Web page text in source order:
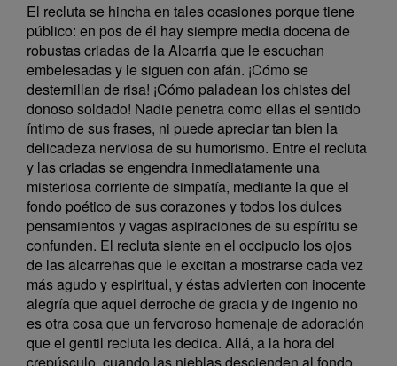
El recluta se hincha en tales ocasiones porque tiene
público: en pos de él hay siempre media docena de
robustas criadas de la Alcarria que le escuchan
embelesadas y le siguen con afán. ¡Cómo se
desternillan de risa! ¡Cómo paladean los chistes del
donoso soldado! Nadie penetra como ellas el sentido
íntimo de sus frases, ni puede apreciar tan bien la
delicadeza nerviosa de su humorismo. Entre el recluta
y las criadas se engendra inmediatamente una
misteriosa corriente de simpatía, mediante la que el
fondo poético de sus corazones y todos los dulces
pensamientos y vagas aspiraciones de su espíritu se
confunden. El recluta siente en el occipucio los ojos
de las alcarreñas que le excitan a mostrarse cada vez
más agudo y espiritual, y éstas advierten con inocente
alegría que aquel derroche de gracia y de ingenio no
es otra cosa que un fervoroso homenaje de adoración
que el gentil recluta les dedica. Allá, a la hora del